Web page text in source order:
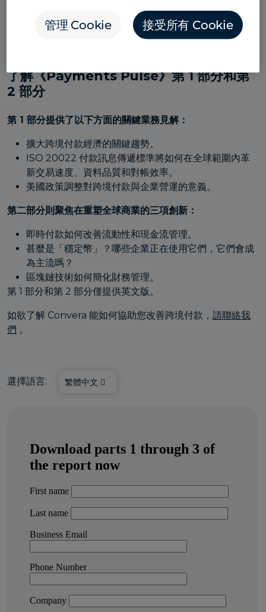
第 3 部分提供 9 種語言版本以供下載。
了解《Payments Pulse》第 1 部分和第
2 部分
第 1 部分提供了以下方面的關鍵業務見解：
擴大跨境付款經濟的關鍵趨勢。
ISO 20022 付款訊息傳遞標準將如何在全球範圍內革
新交易速度、資料品質和對帳效率。
美國政策調整對跨境付款與企業營運的意義。
第二部分則聚焦在重塑全球商業的三項創新：
即時付款如何改善流動性和現金流管理。
甚麼是「穩定幣」？哪些企業正在使用它們，它們會成
為主流嗎？
區塊鏈技術如何簡化財務管理。
第 1 部分和第 2 部分僅提供英文版。
如欲了解 Convera 能如何協助您改善跨境付款， 請聯絡我
們 。
選擇語言: 繁體中文
管理 Cookie 接受所有 Cookie